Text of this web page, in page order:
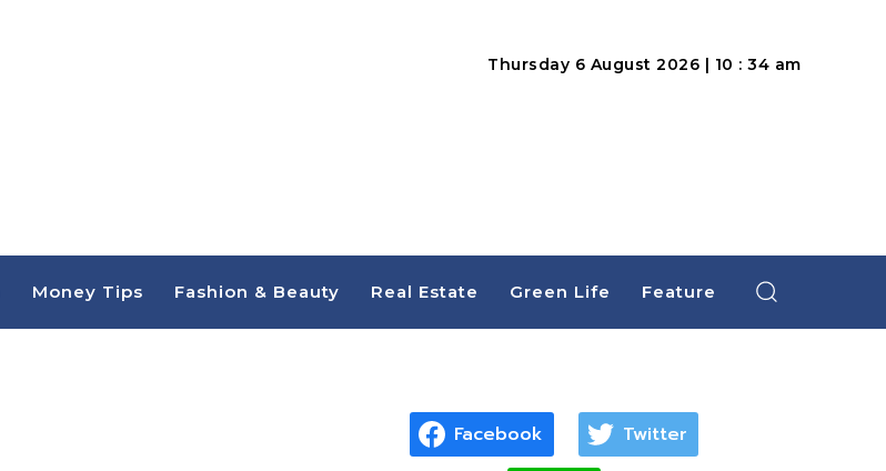
Thursday 6 August 2026 | 10 : 34 am
Money Tips Fashion & Beauty Real Estate Green Life Feature
Facebook Twitter